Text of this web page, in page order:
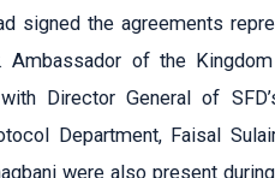
signed the agreements
Ambassador of the
Director General of
Department, Faisal
were also present